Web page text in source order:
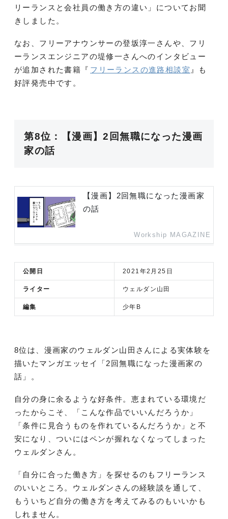
リーランスと会社員の働き方の違い」についてお聞
きしました。
なお、フリーアナウンサーの登坂淳一さんや、フリ
ーランスエンジニアの堤修一さんへのインタビュー
が追加された書籍『 フリーランスの進路相談室 』も
好評発売中です。
第8位：【漫画】2回無職になった漫画
家の話
【漫画】2回無職になった漫画家
の話
Workship MAGAZINE
公開日 2021年2月25日
ライター ウェルダン山田
編集 少年B
8位は、漫画家のウェルダン山田さんによる実体験を
描いたマンガエッセイ「2回無職になった漫画家の
話」。
自分の身に余るような好条件。恵まれている環境だ
ったからこそ、「こんな作品でいいんだろうか」
「条件に見合うものを作れているんだろうか」と不
安になり、ついにはペンが握れなくなってしまった
ウェルダンさん。
「自分に合った働き方」を探せるのもフリーランス
のいいところ。ウェルダンさんの経験談を通して、
もういちど自分の働き方を考えてみるのもいいかも
しれません。